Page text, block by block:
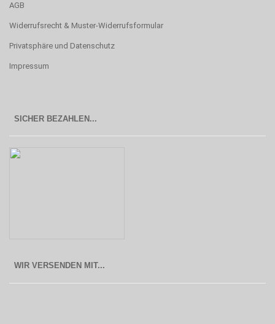
AGB
Widerrufsrecht & Muster-Widerrufsformular
Privatsphäre und Datenschutz
Impressum
SICHER BEZAHLEN...
WIR VERSENDEN MIT...